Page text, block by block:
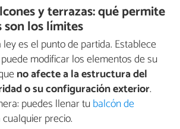
y terrazas: qué permite
son los límites
ley es el punto de partida. Establece
modificar los elementos de su
no afecte a la estructura del
o su configuración exterior.
puedes llenar tubalcón de
precio.